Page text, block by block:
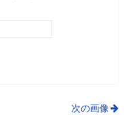
次の画像